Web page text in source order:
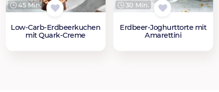
45 Min.
Low-Carb-Erdbeerkuchen
mit Quark-Creme
30 Min.
Erdbeer-Joghurttorte mit
Amarettini